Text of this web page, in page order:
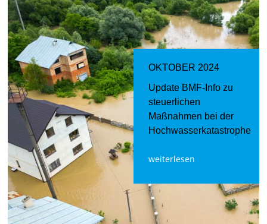
OKTOBER 2024
Update BMF-Info zu
steuerlichen
Maßnahmen bei der
Hochwasserkatastrophe
weiterlesen